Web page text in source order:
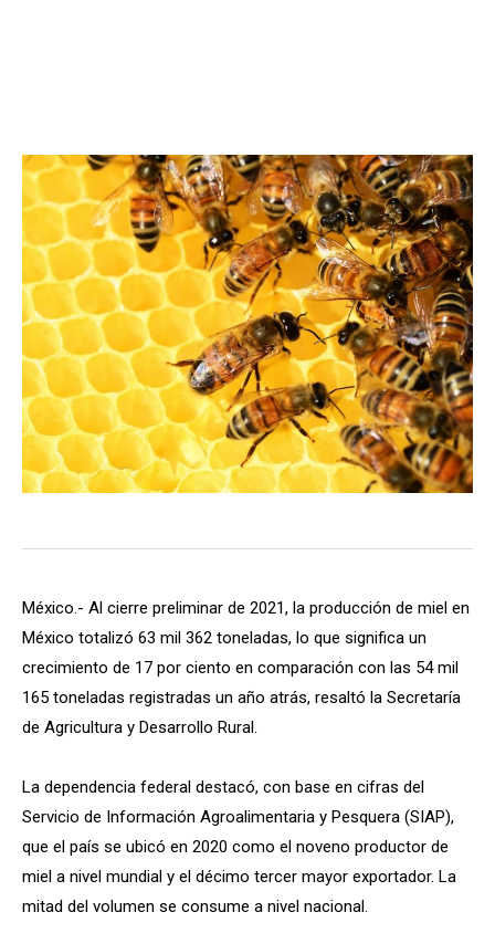
México.- Al cierre preliminar de 2021, la producción de miel en
México totalizó 63 mil 362 toneladas, lo que significa un
crecimiento de 17 por ciento en comparación con las 54 mil
165 toneladas registradas un año atrás, resaltó la Secretaría
de Agricultura y Desarrollo Rural.
La dependencia federal destacó, con base en cifras del
Servicio de Información Agroalimentaria y Pesquera (SIAP),
que el país se ubicó en 2020 como el noveno productor de
miel a nivel mundial y el décimo tercer mayor exportador. La
mitad del volumen se consume a nivel nacional.